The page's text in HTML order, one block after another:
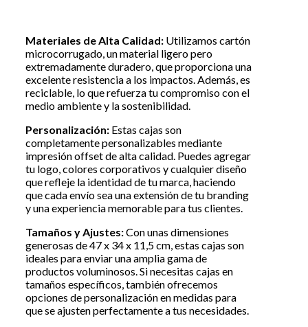
Materiales de Alta Calidad: Utilizamos cartón
microcorrugado, un material ligero pero
extremadamente duradero, que proporciona una
excelente resistencia a los impactos. Además, es
reciclable, lo que refuerza tu compromiso con el
medio ambiente y la sostenibilidad.
Personalización: Estas cajas son
completamente personalizables mediante
impresión offset de alta calidad. Puedes agregar
tu logo, colores corporativos y cualquier diseño
que refleje la identidad de tu marca, haciendo
que cada envío sea una extensión de tu branding
y una experiencia memorable para tus clientes.
Tamaños y Ajustes:Con unas dimensiones
generosas de 47 x 34 x 11,5 cm, estas cajas son
ideales para enviar una amplia gama de
productos voluminosos. Si necesitas cajas en
tamaños específicos, también ofrecemos
opciones de personalización en medidas para
que se ajusten perfectamente a tus necesidades.